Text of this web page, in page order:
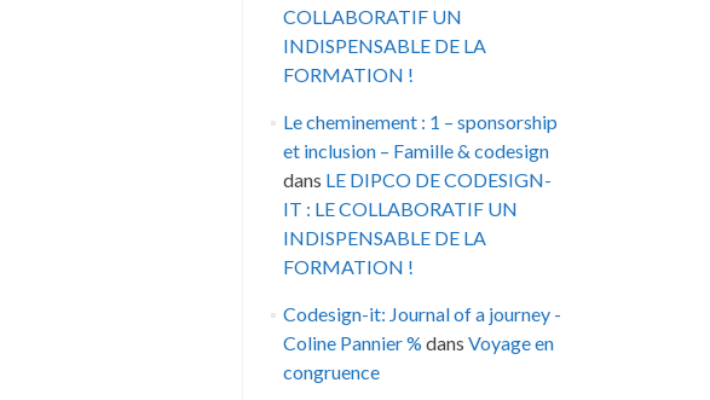
COLLABORATIF UN
INDISPENSABLE DE LA
FORMATION !
Le cheminement : 1 – sponsorship
et inclusion – Famille & codesign
dans LE DIPCO DE CODESIGN-
IT : LE COLLABORATIF UN
INDISPENSABLE DE LA
FORMATION !
Codesign-it: Journal of a journey -
Coline Pannier % dans Voyage en
congruence